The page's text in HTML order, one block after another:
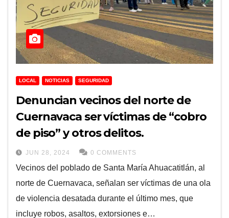
LOCAL NOTICIAS SEGURIDAD
Denuncian vecinos del norte de
Cuernavaca ser víctimas de “cobro
de piso” y otros delitos.
JUN 28, 2024 0 COMMENTS
Vecinos del poblado de Santa María Ahuacatitlán, al
norte de Cuernavaca, señalan ser víctimas de una ola
de violencia desatada durante el último mes, que
incluye robos, asaltos, extorsiones e…